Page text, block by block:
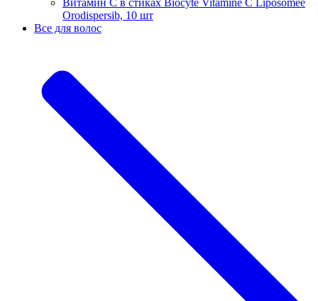
Orodispersib, 10 шт
Все для волос